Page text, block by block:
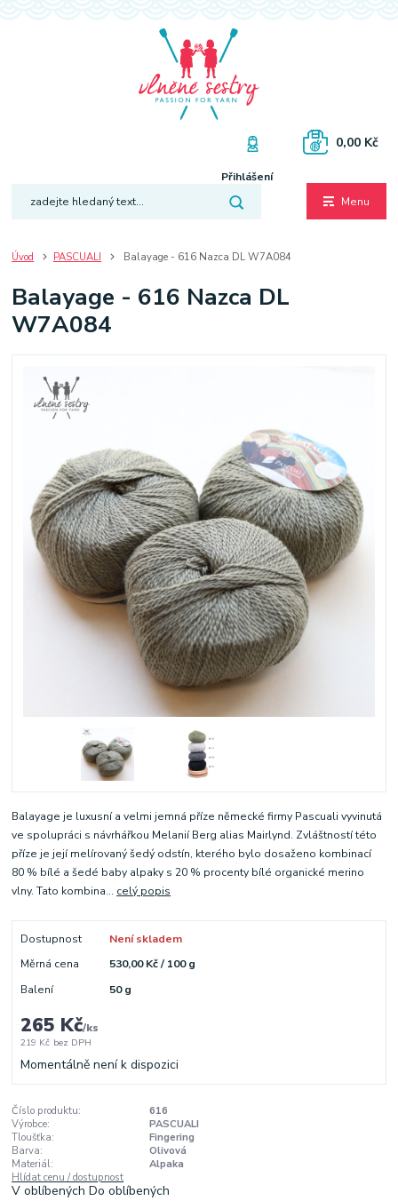
Menu
Přihlášení
0,00 Kč
Úvod PASCUALI Balayage - 616 Nazca DL W7A084
Balayage - 616 Nazca DL
W7A084
Balayage je luxusní a velmi jemná příze německé firmy Pascuali vyvinutá
ve spolupráci s návrhářkou Melanií Berg alias Mairlynd. Zvláštností této
příze je její melírovaný šedý odstín, kterého bylo dosaženo kombinací
80 % bílé a šedé baby alpaky s 20 % procenty bílé organické merino
vlny. Tato kombina... celý popis
Dostupnost
Není skladem
Měrná cena
530,00 Kč / 100 g
Balení
50 g
265 Kč/ks
219 Kč bez DPH
Momentálně není k dispozici
Číslo produktu:
616
Výrobce:
PASCUALI
Tloušťka:
Fingering
Barva:
Olivová
Materiál:
Alpaka
Hlídat cenu / dostupnost
V oblíbenýchDo oblíbených